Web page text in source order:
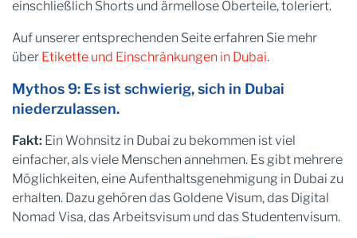
einschließlich Shorts und ärmellose Oberteile, toleriert.
Auf unserer entsprechenden Seite erfahren Sie mehr
über Etikette und Einschränkungen in Dubai.
Mythos 9: Es ist schwierig, sich in Dubai
niederzulassen.
Fakt: Ein Wohnsitz in Dubai zu bekommen ist viel
einfacher, als viele Menschen annehmen. Es gibt mehrere
Möglichkeiten, eine Aufenthaltsgenehmigung in Dubai zu
erhalten. Dazu gehören das Goldene Visum, das Digital
Nomad Visa, das Arbeitsvisum und das Studentenvisum.